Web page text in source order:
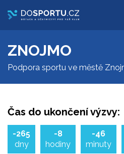
ZNOJMO
Podpora sportu ve městě
Čas do ukončení výzvy:
-265
dny
-8
hodiny
-46
minuty